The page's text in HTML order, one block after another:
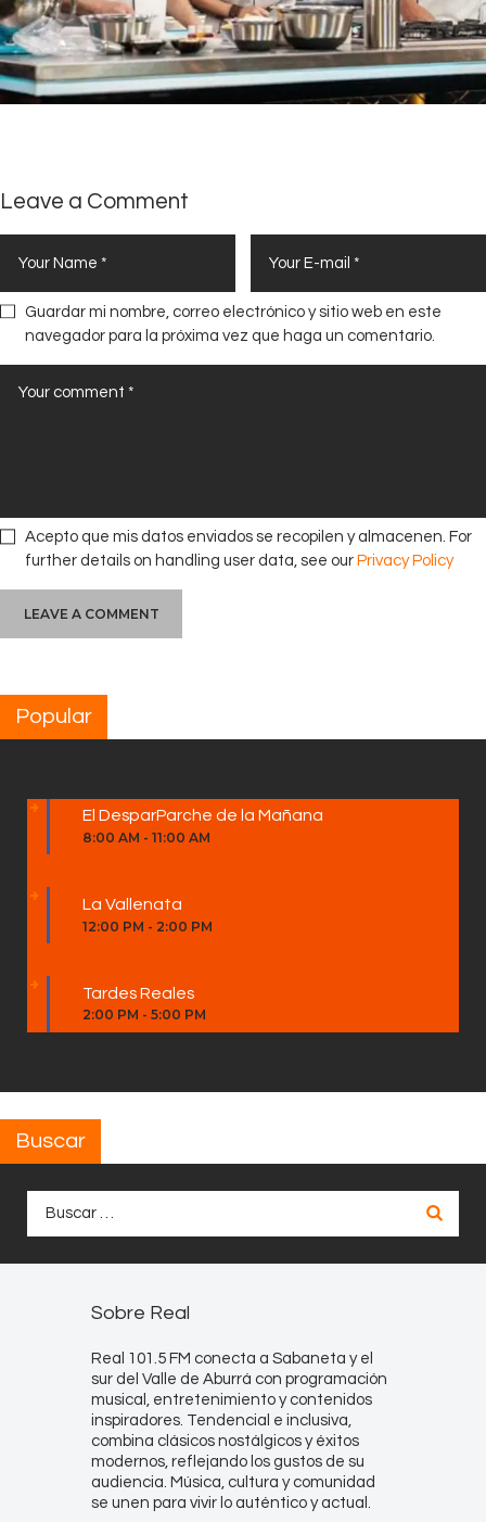
Leave a Comment
Guardar mi nombre, correo electrónico y sitio web en este
navegador para la próxima vez que haga un comentario.
Acepto que mis datos enviados se recopilen y almacenen. For
further details on handling user data, see our Privacy Policy
Popular
El DesparParche de la Mañana
8:00 AM - 11:00 AM
La Vallenata
12:00 PM - 2:00 PM
Tardes Reales
2:00 PM - 5:00 PM
Buscar
Sobre Real
Real 101.5 FM conecta a Sabaneta y el
sur del Valle de Aburrá con programación
musical, entretenimiento y contenidos
inspiradores. Tendencial e inclusiva,
combina clásicos nostálgicos y éxitos
modernos, reflejando los gustos de su
audiencia. Música, cultura y comunidad
se unen para vivir lo auténtico y actual.